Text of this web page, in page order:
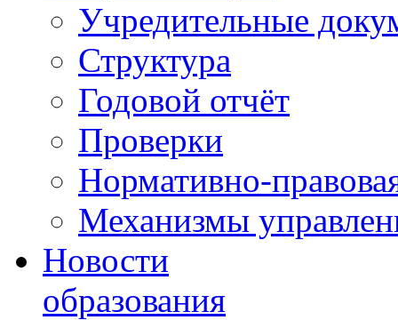
Учредительные
Структура
Годовой отчёт
Проверки
Нормативно-
Механизмы
Новости
образования